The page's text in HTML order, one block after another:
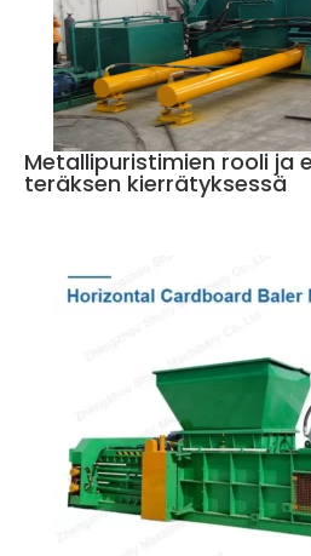
Metallipuristimien rooli ja
teräksen kierrätyksessä